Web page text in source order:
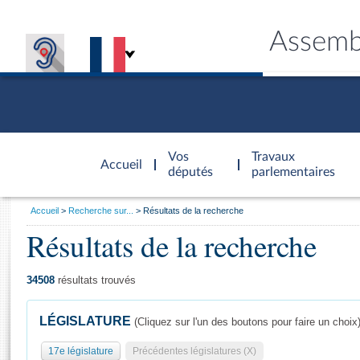
Accueil
d'accueil
Vos
députés
Travaux
parlementaires
Général
Vous
Accueil Recherche sur... Résultats de la recherche
Résultats de la recherche
34508 résultats trouvés
LÉGISLATURE (Cliquez sur l'un des boutons pour faire un choix)
17e législature Précédentes législatures (X)